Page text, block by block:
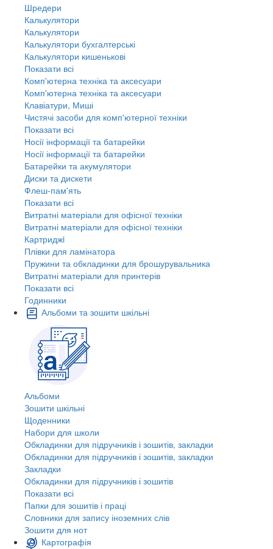
Шредери
Калькулятори
Калькулятори
Калькулятори бухгалтерські
Калькулятори кишенькові
Показати всі
Комп'ютерна техніка та аксесуари
Комп'ютерна техніка та аксесуари
Клавіатури, Миші
Чистячі засоби для комп'ютерної техніки
Показати всі
Носії інформації та батарейки
Носії інформації та батарейки
Батарейки та акумулятори
Диски та дискети
Флеш-пам'ять
Показати всі
Витратні матеріали для офісної техніки
Витратні матеріали для офісної техніки
Картриджi
Плівки для ламінатора
Пружини та обкладинки для брошурувальника
Витратні матеріали для принтерів
Показати всі
Годинники
Альбоми та зошити шкільні
Альбоми
Зошити шкільні
Щоденники
Набори для школи
Обкладинки для підручників і зошитів, закладки
Обкладинки для підручників і зошитів, закладки
Закладки
Обкладинки для підручників і зошитів
Показати всі
Папки для зошитів і праці
Словники для запису іноземних слів
Зошити для нот
Картографія